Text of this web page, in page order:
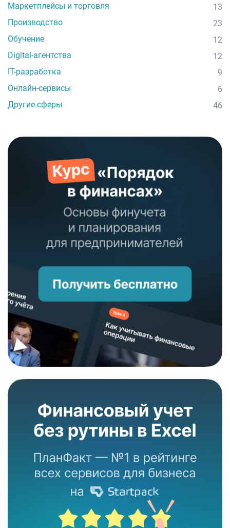
Маркетплейсы и торговля
13
Производство
23
Обучение
12
Digital-агентства
12
IT-разработка
9
Онлайн-сервисы
6
Другие сферы
46